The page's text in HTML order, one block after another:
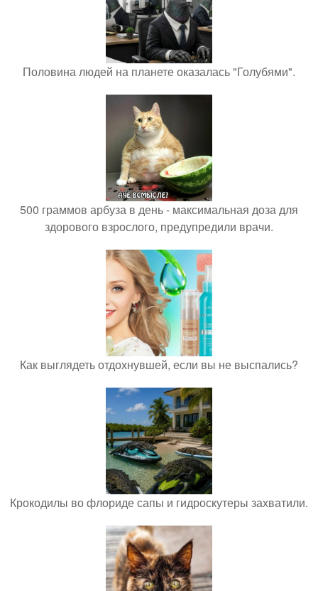
Половина людей на планете оказалась "Голубями".
500 граммов арбуза в день - максимальная доза для
здорового взрослого, предупредили врачи.
Как выглядеть отдохнувшей, если вы не выспались?
Крокодилы во флориде сапы и гидроскутеры захватили.